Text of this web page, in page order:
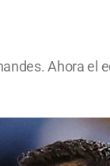
Ahora el